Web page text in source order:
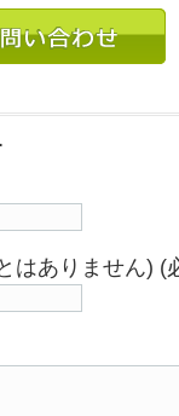
はありません) (